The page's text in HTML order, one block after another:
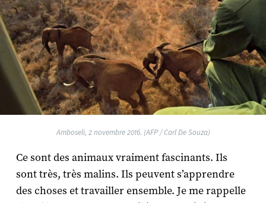
Amboseli, 2 novembre 2016. (AFP / Carl De Souza)
Ce sont des animaux vraiment fascinants. Ils
sont très, très malins. Ils peuvent s’apprendre
des choses et travailler ensemble. Je me rappelle